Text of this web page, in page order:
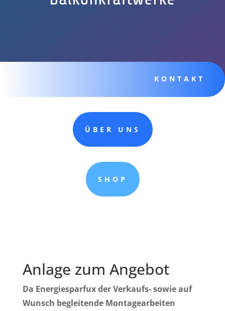
KONTAKT
ÜBER UNS
SHOP
Anlage zum Angebot
Da Energiesparfux der Verkaufs- sowie auf
Wunsch begleitende Montagearbeiten